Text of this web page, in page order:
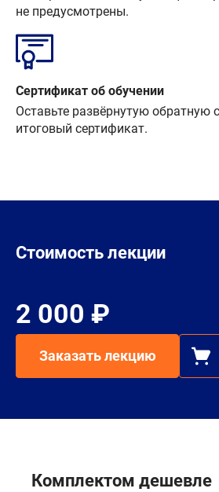
не предусмотрены.
Сертификат об обучении
Оставьте развёрнутую обратную
итоговый сертификат.
Стоимость лекции
2 000 ₽
Заказать лекцию
Комплектом дешевле